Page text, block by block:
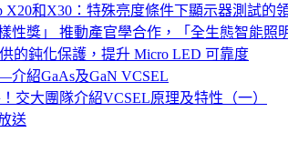
X20和X30：特殊亮度條件下顯示器測試的
性獎」 推動產官學合作，「全生態智能照
的鈍化保護，提升 Micro LED 可靠度
介紹GaAs及GaN VCSEL
交大團隊介紹VCSEL原理及特性（一）
送